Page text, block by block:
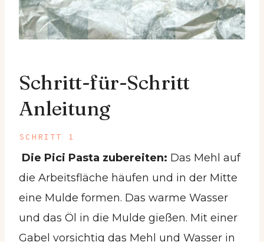
Schritt-für-Schritt
Anleitung
SCHRITT 1
Die Pici Pasta zubereiten: Das Mehl auf
die Arbeitsfläche häufen und in der Mitte
eine Mulde formen. Das warme Wasser
und das Öl in die Mulde gießen. Mit einer
Gabel vorsichtig das Mehl und Wasser in